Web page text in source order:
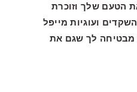
הטעם שלך וזוכרת
ועוגיות מייפל
מבטיחה לך שגם את